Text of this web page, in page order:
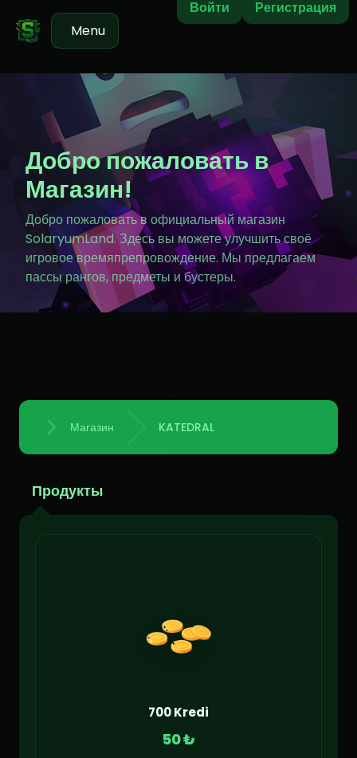
Войти
Регистрация
Menu
Добро пожаловать в
Магазин!
Добро пожаловать в официальный магазин
SolaryumLand. Здесь вы можете улучшить своё
игровое времяпрепровождение. Мы предлагаем
пассы рангов, предметы и бустеры.
ГлавнаяМагазин KATEDRAL
Продукты
700 Kredi
50 ₺